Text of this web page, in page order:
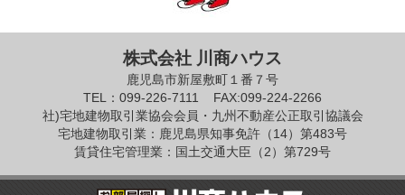
株式会社 川商ハウス
鹿児島市新屋敷町１番７号
TEL：099-226-7111
FAX:099-224-2266
社)宅地建物取引業協会会員・九州不動産公正取引協議会
宅地建物取引業：鹿児島県知事免許（14）第483号
賃貸住宅管理業：国土交通大臣（2）第729号